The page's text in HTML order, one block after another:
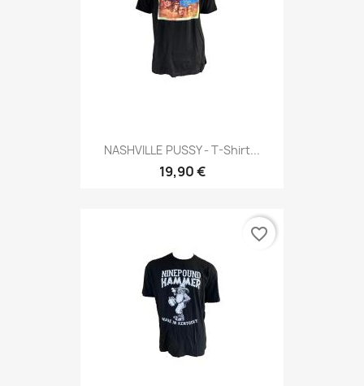
NASHVILLE PUSSY - T-Shirt...
19,90 €
favorite_border